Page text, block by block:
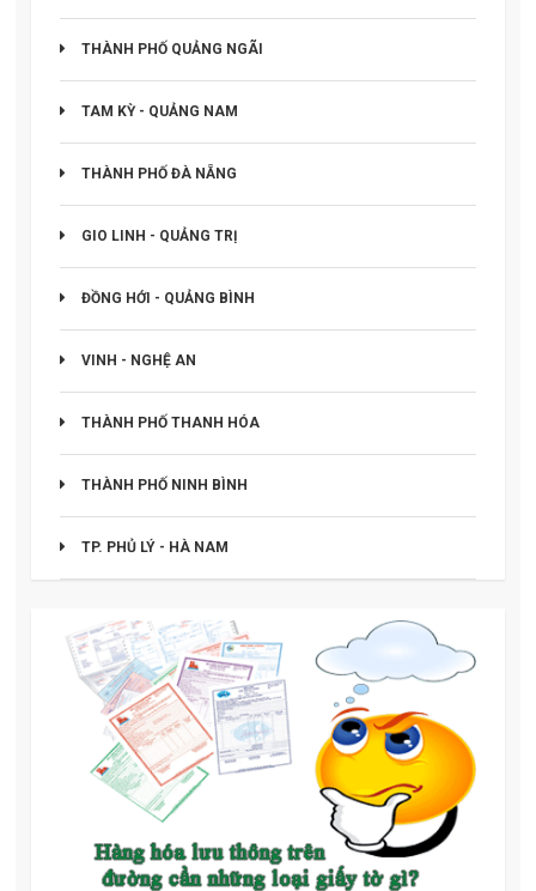
THÀNH PHỐ QUẢNG NGÃI
TAM KỲ - QUẢNG NAM
THÀNH PHỐ ĐÀ NẴNG
GIO LINH - QUẢNG TRỊ
ĐỒNG HỚI - QUẢNG BÌNH
VINH - NGHỆ AN
THÀNH PHỐ THANH HÓA
THÀNH PHỐ NINH BÌNH
TP. PHỦ LÝ - HÀ NAM